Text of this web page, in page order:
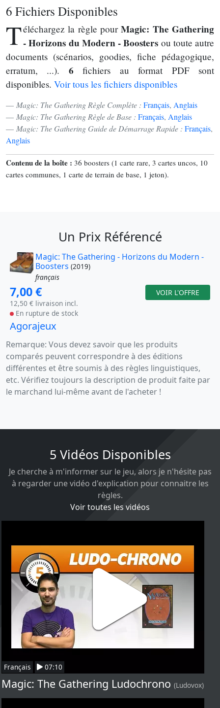
6 Fichiers Disponibles
Téléchargez la règle pourMagic: The Gathering
- Horizons du Modern - Boosters ou toute autre
documents (scénarios, goodies, fiche pédagogique,
erratum, ...). 6 fichiers au format PDF sont
disponibles. Voir tous les fichiers disponibles
Magic: The Gathering Règle Complète : Français, Anglais
Magic: The Gathering Règle de Base : Français, Anglais
Magic: The Gathering Guide de Démarrage Rapide : Français,
Anglais
Contenu de la boîte : 36 boosters (1 carte rare, 3 cartes uncos, 10
cartes communes, 1 carte de terrain de base, 1 jeton).
Un Prix Référencé
Magic: The Gathering - Horizons du Modern -
Boosters (2019)
français
7,00 €
12,50 € livraison incl.
En rupture de stock
VOIR L'OFFRE
Agorajeux
Remarque: Vous devez savoir que les produits
comparés peuvent correspondre à des éditions
différentes et être soumis à des règles linguistiques,
etc. Vérifiez toujours la description de produit faite par
le marchand lui-même avant de l'acheter !
5 Vidéos Disponibles
Je cherche à m'informer sur le jeu, alors je n'hésite pas
à regarder une vidéo d'explication pour connaitre les
règles.
Voir toutes les vidéos
Français 07:10
Magic: The Gathering Ludochrono (Ludovox)